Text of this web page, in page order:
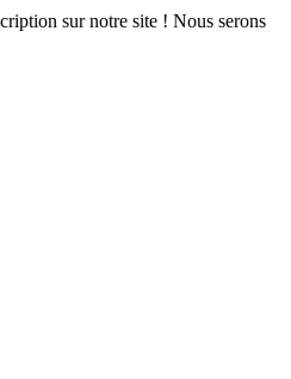
sur notre site ! Nous serons